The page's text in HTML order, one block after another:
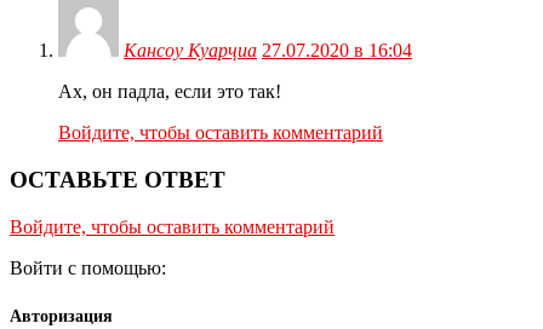
Кансоу Куарҷиа 27.07.2020 в 16:04
Ах, он падла, если это так!
Войдите, чтобы оставить комментарий
ОСТАВЬТЕ ОТВЕТ
Войдите, чтобы оставить комментарий
Войти с помощью:
Авторизация